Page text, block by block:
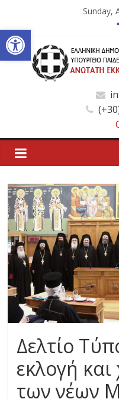
Open toolbar
content
Sunday,
Αθηνών
Ανώτατη
Εκκλησιαστική
Ακαδημία
Αθηνών
Δελτίο
εκλογή και
των νέων